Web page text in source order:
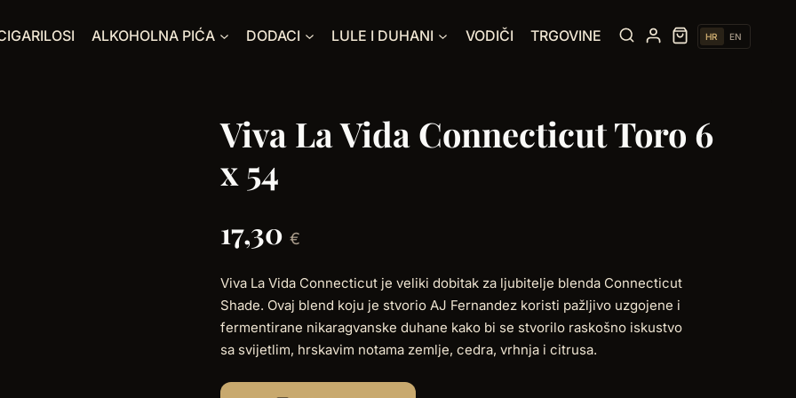
ALKOHOLNA PIĆA DODACI LULE I DUHANI VODIČI TRGOVINE HR EN
Viva La Vida Connecticut Toro 6
x 54
17,30 €
Viva La Vida Connecticut je veliki dobitak za ljubitelje blenda Connecticut
Shade. Ovaj blend koju je stvorio AJ Fernandez koristi pažljivo uzgojene i
fermentirane nikaragvanske duhane kako bi se stvorilo raskošno iskustvo
sa svijetlim, hrskavim notama zemlje, cedra, vrhnja i citrusa.